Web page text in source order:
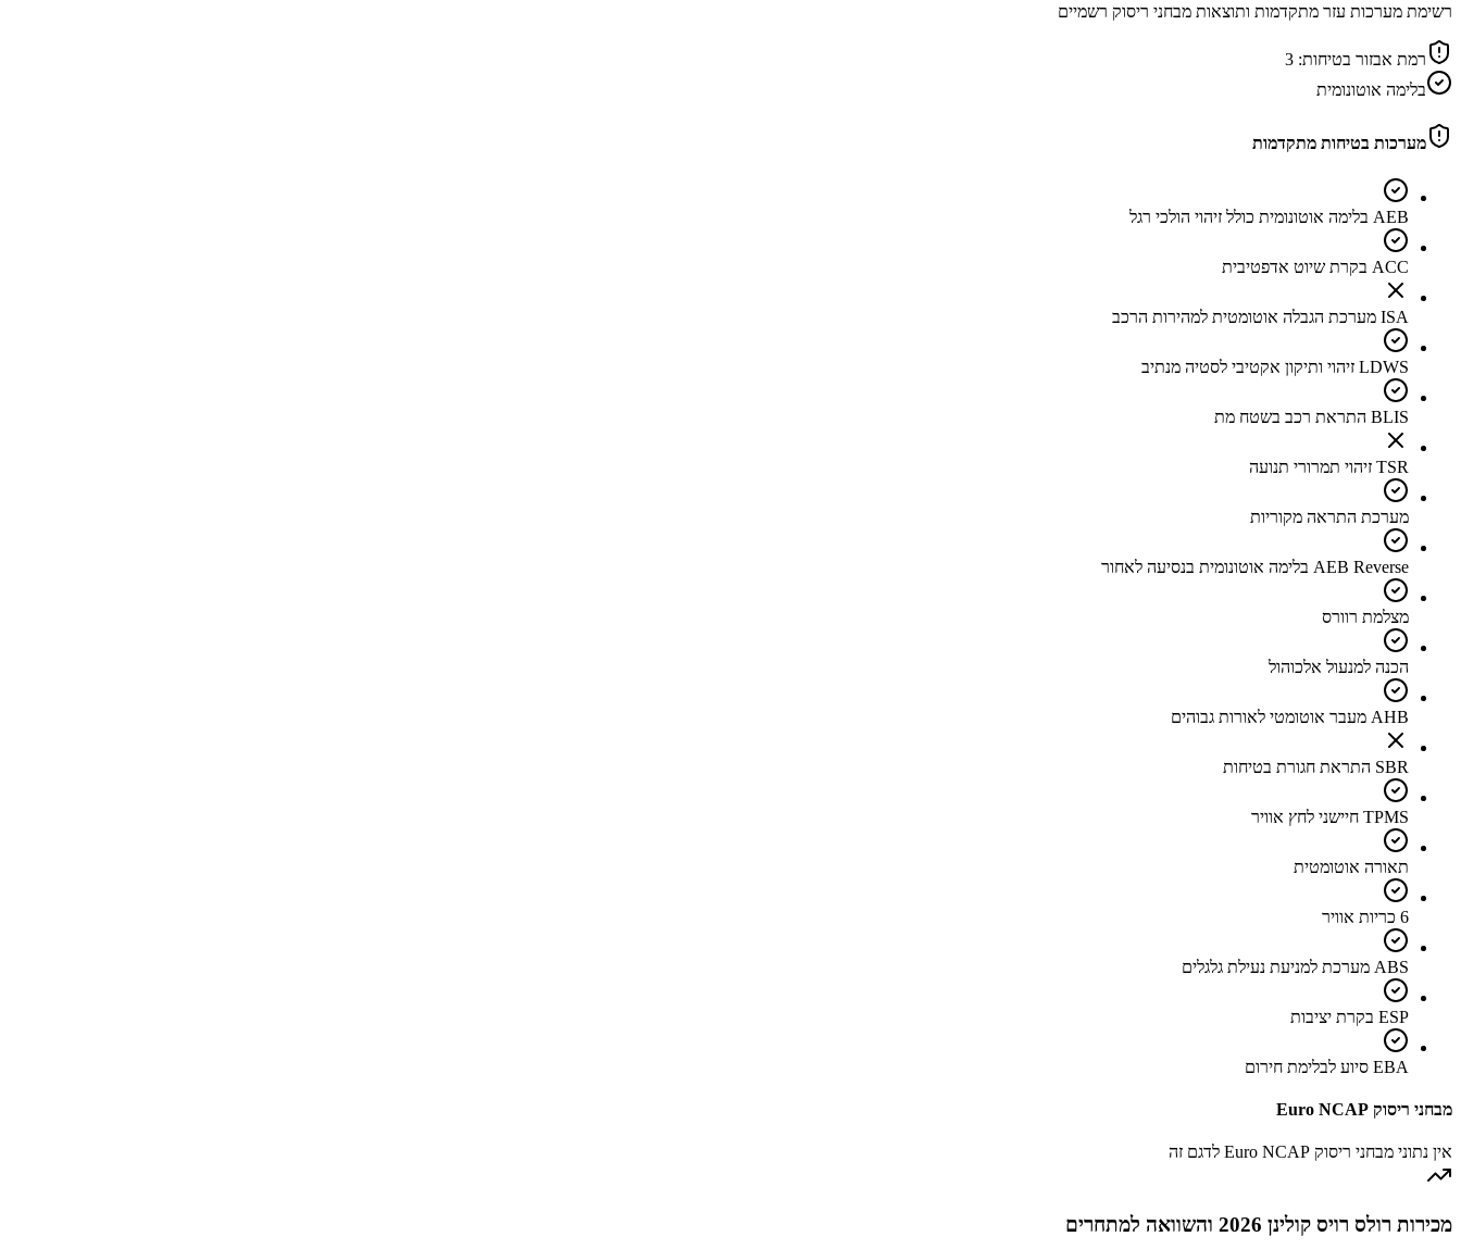
רשימת מערכות עזר מתקדמות ותוצאות מבחני ריסוק רשמיים
רמת אבזור בטיחות: 3
בלימה אוטונומית
מערכות בטיחות מתקדמות
AEB בלימה אוטונומית כולל זיהוי הולכי רגל
ACC בקרת שיוט אדפטיבית
ISA מערכת הגבלה אוטומטית למהירות הרכב
LDWS זיהוי ותיקון אקטיבי לסטיה מנתיב
BLIS התראת רכב בשטח מת
TSR זיהוי תמרורי תנועה
מערכת התראה מקוריות
AEB Reverse בלימה אוטונומית בנסיעה לאחור
מצלמת רוורס
הכנה למנעול אלכוהול
AHB מעבר אוטומטי לאורות גבוהים
SBR התראת חגורת בטיחות
TPMS חיישני לחץ אוויר
תאורה אוטומטית
6 כריות אוויר
ABS מערכת למניעת נעילת גלגלים
ESP בקרת יציבות
EBA סיוע לבלימת חירום
מבחני ריסוק Euro NCAP
אין נתוני מבחני ריסוק Euro NCAP לדגם זה
מכירות רולס רויס קולינן 2026 והשוואה למתחרים